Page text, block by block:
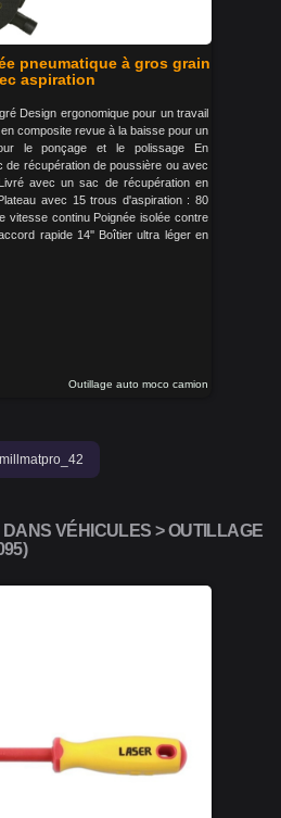
pneumatique à gros grain
aspiration
Design ergonomique pour un travail
composite revue à la baisse pour un
le ponçage et le polissage En
de récupération de poussière ou avec
avec un sac de récupération en
avec 15 trous d'aspiration : 80
vitesse continu Poignée isolée contre
rapide 14'' Boîtier ultra léger en
Outillage auto moco camion
VÉHICULES > OUTILLAGE